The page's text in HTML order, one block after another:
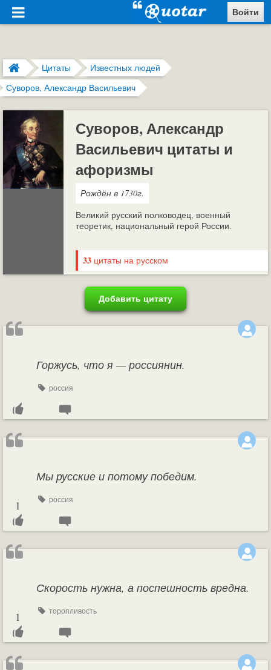
Войти
Цитаты
Известных людей
Суворов, Александр Васильевич
Суворов, Александр
Васильевич цитаты и
афоризмы
Рождён в 1730г.
Великий русский полководец, военный
теоретик, национальный герой России.
33 цитаты на русском
Добавить цитату
Горжусь, что я — россиянин.
россия
Мы русские и потому победим.
россия
1
Скорость нужна, а поспешность вредна.
торопливость
1